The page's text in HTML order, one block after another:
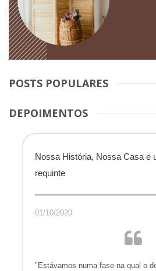
POSTS POPULARES
DEPOIMENTOS
Nossa História, Nossa Casa e
requinte
01/10/2020
"Estávamos numa fase na qual o